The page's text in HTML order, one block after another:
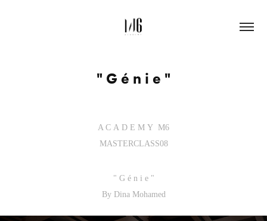
" G é n i e "
A C A D E M Y M6
MASTERCLASS08
" G é n i e "
By Dina Mohamed